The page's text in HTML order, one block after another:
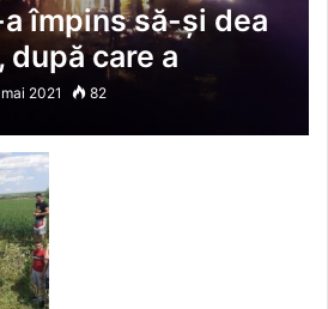
împins să-și dea
după care a
și curme zilele!
2021 82